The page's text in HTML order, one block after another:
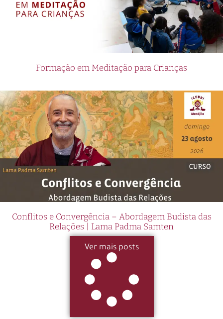
Formação em Meditação para Crianças
Conflitos e Convergência – Abordagem Budista das
Relações | Lama Padma Samten
Ver mais posts